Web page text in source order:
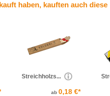
haben, kauften auch
Streichholzs...
ab 0,18 €*